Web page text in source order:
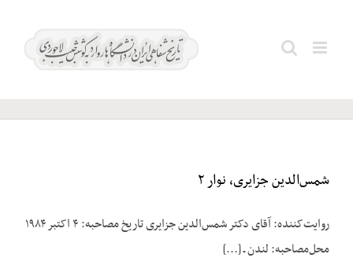
سید
شمس‌الدین جزایری، نوار ۲
روایت‌کننده: آقای دکتر شمس‌الدین جزایری تاریخ مصاحبه: ۴ اکتبر ۱۹۸۴
محل‌مصاحبه: لندن ـ [...]